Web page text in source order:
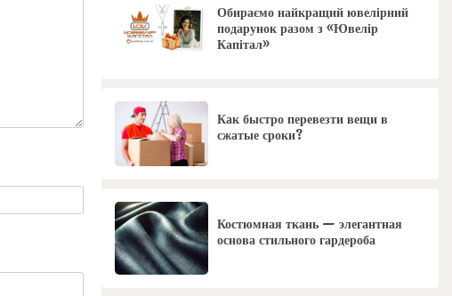
Обираємо найкращий ювелірний
подарунок разом з «Ювелір
Капітал»
Как быстро перевезти вещи в
сжатые сроки?
Костюмная ткань — элегантная
основа стильного гардероба